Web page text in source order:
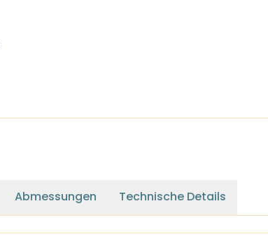
Abmessungen Technische Details